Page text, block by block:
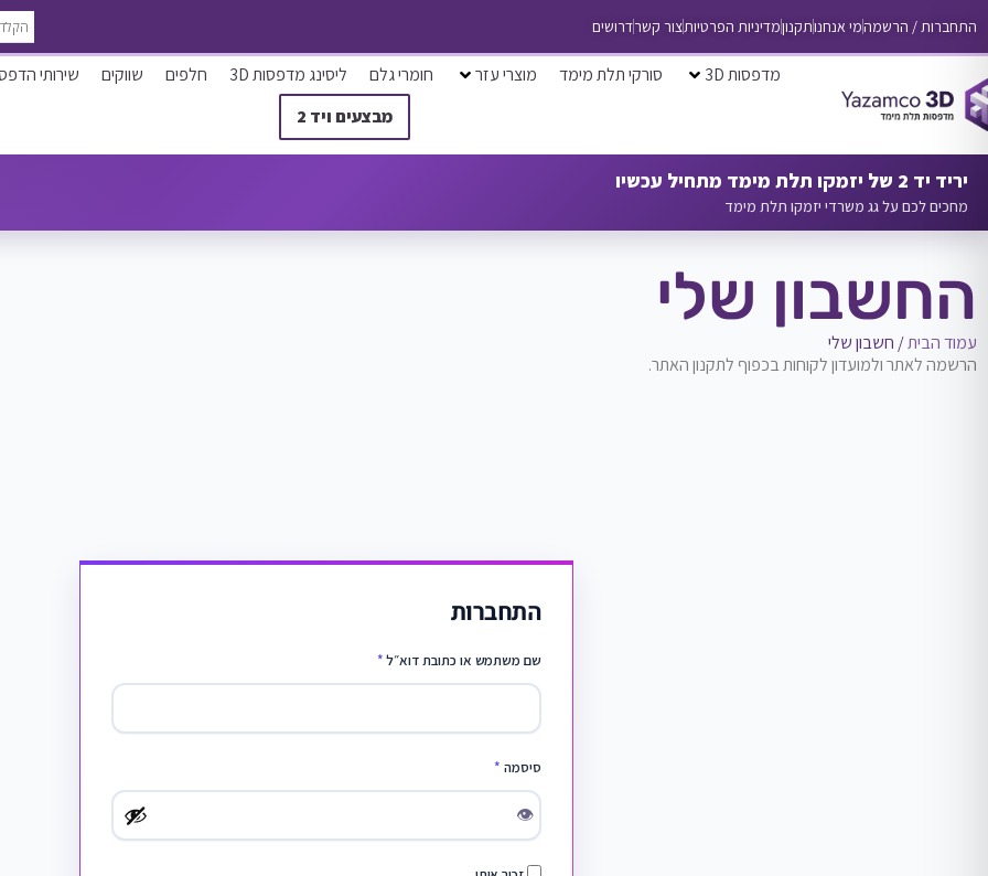
התחברות / הרשמהמי אנחנותקנוןמדיניות הפרטיותצור קשרדרושים
מדפסות 3D סורקי תלת מימד מוצרי עזר חומרי גלם ליסינג מדפסות 3D חלפים שווקים
שירותי
מבצעים ויד 2
יריד יד 2 של יזמקו תלת מימד מתחיל עכשיו
מחכים לכם על גג משרדי יזמקו תלת מימד
החשבון שלי
עמוד הבית/ חשבון שלי
הרשמה לאתר ולמועדון לקוחות בכפוף לתקנון האתר.
התחברות
שם משתמש או כתובת דוא״ל*
סיסמה *
👁